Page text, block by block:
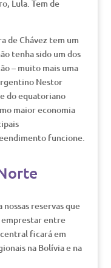
Lula. Tem de
de Chávez tem um
tenha sido um dos
– muito mais uma
Nestor
do equatoriano
maior economia
funcione.
reservas que
emprestar entre
ficará em
na Bolívia e na